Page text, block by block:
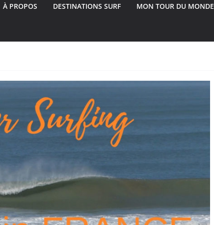
À PROPOS DESTINATIONS SURF MON TOUR DU MONDE